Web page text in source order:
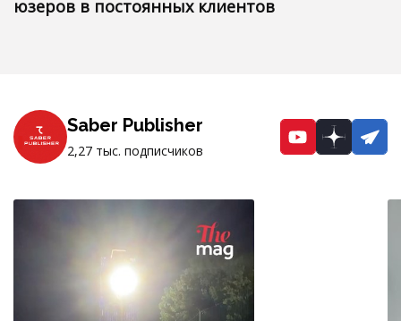
юзеров в постоянных клиентов
Saber Publisher
2,27 тыс. подписчиков
YouTubeDzen